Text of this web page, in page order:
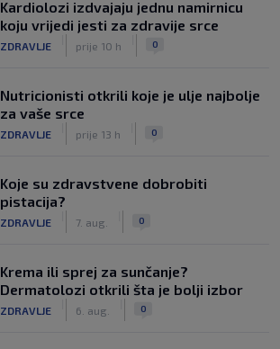
Kardiolozi izdvajaju jednu namirnicu
koju vrijedi jesti za zdravije srce
ZDRAVLJE prije 10 h 0
Nutricionisti otkrili koje je ulje najbolje
za vaše srce
ZDRAVLJE prije 13 h 0
Koje su zdravstvene dobrobiti
pistacija?
ZDRAVLJE 7. aug. 0
Krema ili sprej za sunčanje?
Dermatolozi otkrili šta je bolji izbor
ZDRAVLJE 6. aug. 0